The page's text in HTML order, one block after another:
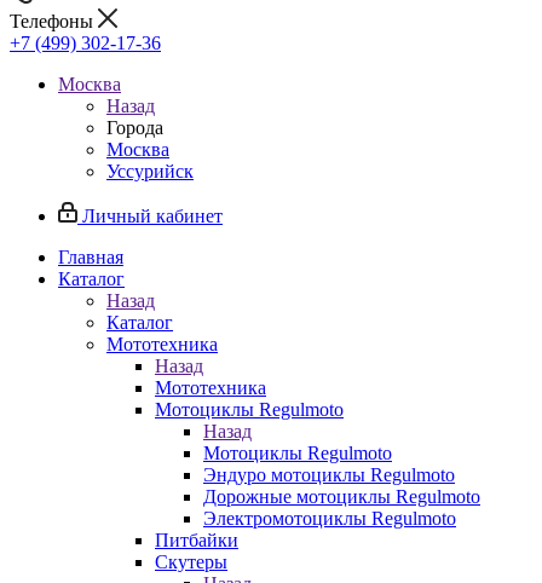
Телефоны
+7 (499) 302-17-36
Москва
Назад
Города
Москва
Уссурийск
Личный кабинет
Главная
Каталог
Назад
Каталог
Мототехника
Назад
Мототехника
Мотоциклы Regulmoto
Назад
Мотоциклы Regulmoto
Эндуро мотоциклы Regulmoto
Дорожные мотоциклы Regulmoto
Электромотоциклы Regulmoto
Питбайки
Скутеры